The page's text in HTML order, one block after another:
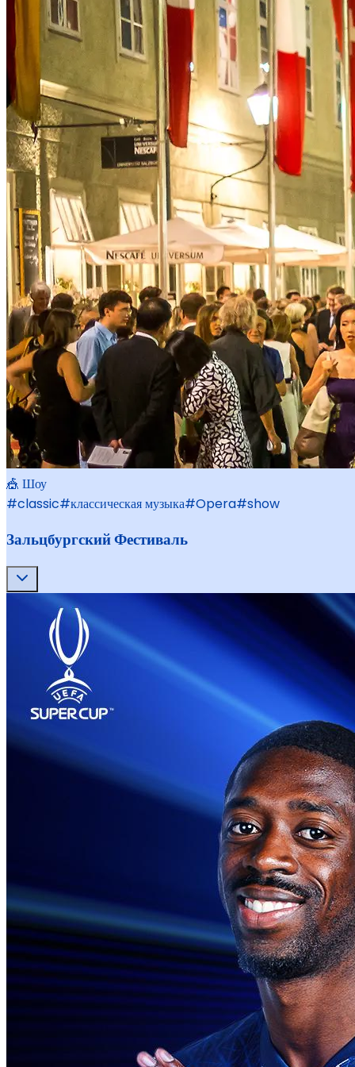
🎪 Шоу
#classic#классическая музыка#Opera#show
Зальцбургский Фестиваль